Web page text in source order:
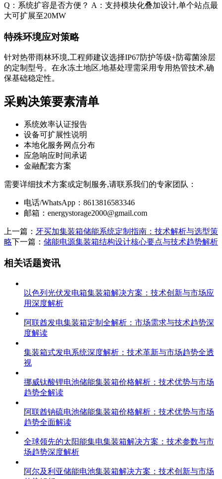
Q：系统扩容是否方便？ A：支持模块化叠加设计,单个站点最
大可扩展至20MW
特殊环境应对策略
针对热带雨林环境,工程师建议选择IP67防护等级+防霉菌涂层
的定制型号。在永冻土地区,地基处理需采用专用热管技术,确
保基础稳定性。
采购决策要素清单
系统效率认证报告
设备可扩展性说明
本地化服务网点分布
应急响应时间承诺
金融配套方案
需要详细技术方案或定制服务,请联系我们的专家团队：
电话/WhatsApp：8613816583346
邮箱： energystorage2000@gmail.com
上一篇： 牙买加集装箱储能系统定制指南：技术解析与选型策
略下一篇： 储能电源集装箱结构设计核心要点与技术趋势解析
相关话题资讯
以色列光伏发电箱集装箱解决方案：技术创新与市场应
用深度解析
阿联酋发电集装箱定制全解析：市场需求与技术趋势深
度解读
集装箱式发电系统深度解析：技术革新与市场趋势全透
视
挪威钛酸锂电池储能集装箱价格解析：技术优势与市场
趋势全解读
阿联酋钠硫电池储能集装箱价格解析：技术优势与市场
趋势全面解读
全球领先的太阳能集电集装箱解决方案：技术参数与市
场趋势深度解析
阿尔及利亚储能电池集装箱解决方案：技术创新与市场